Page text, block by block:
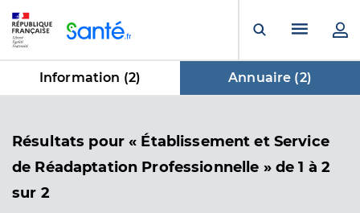
Ouvrir laMenu
Information (2) Annuaire (2)
Résultats dans Annuaire
pour « Établissement et Service
de Réadaptation Professionnelle »de 1 à 2
sur 2